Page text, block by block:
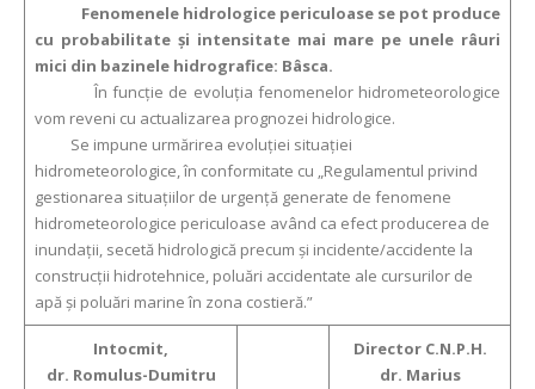
Fenomenele hidrologice periculoase se pot produce
cu probabilitate și intensitate mai mare pe unele râuri
mici din bazinele hidrografice: Bâsca.
În funcție de evoluția fenomenelor hidrometeorologice
vom reveni cu actualizarea prognozei hidrologice.
Se impune urmărirea evoluției situației
hidrometeorologice, în conformitate cu „Regulamentul privind
gestionarea situațiilor de urgență generate de fenomene
hidrometeorologice periculoase având ca efect producerea de
inundații, secetă hidrologică precum și incidente/accidente la
construcții hidrotehnice, poluări accidentate ale cursurilor de
apă și poluări marine în zona costieră.”
Intocmit,
dr. Romulus-Dumitru
Director C.N.P.H.
dr. Marius